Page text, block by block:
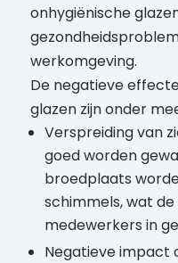
onhygiënische
werkomgeving.
De negatieve
glazen zijn onder
Verspreiding van
goed worden
broedplaats
schimmels, wat
medewerkers in
Negatieve impact